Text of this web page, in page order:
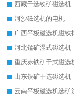
西藏干选铁矿磁选机
河沙磁选机的电机
广西平板磁选机磁铁
河北锰矿湿式磁选机
重庆赤铁矿干式磁选
山东铁矿干选磁选机
云南平板磁选机选矿